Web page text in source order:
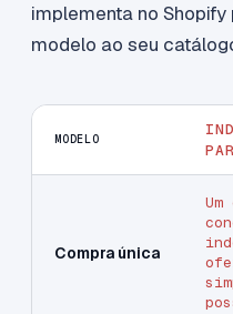
implementa no
modelo ao seu
MODELO
Compra única